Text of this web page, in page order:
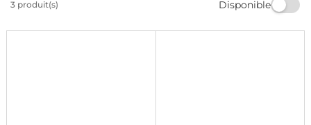
3 produit(s) Disponible